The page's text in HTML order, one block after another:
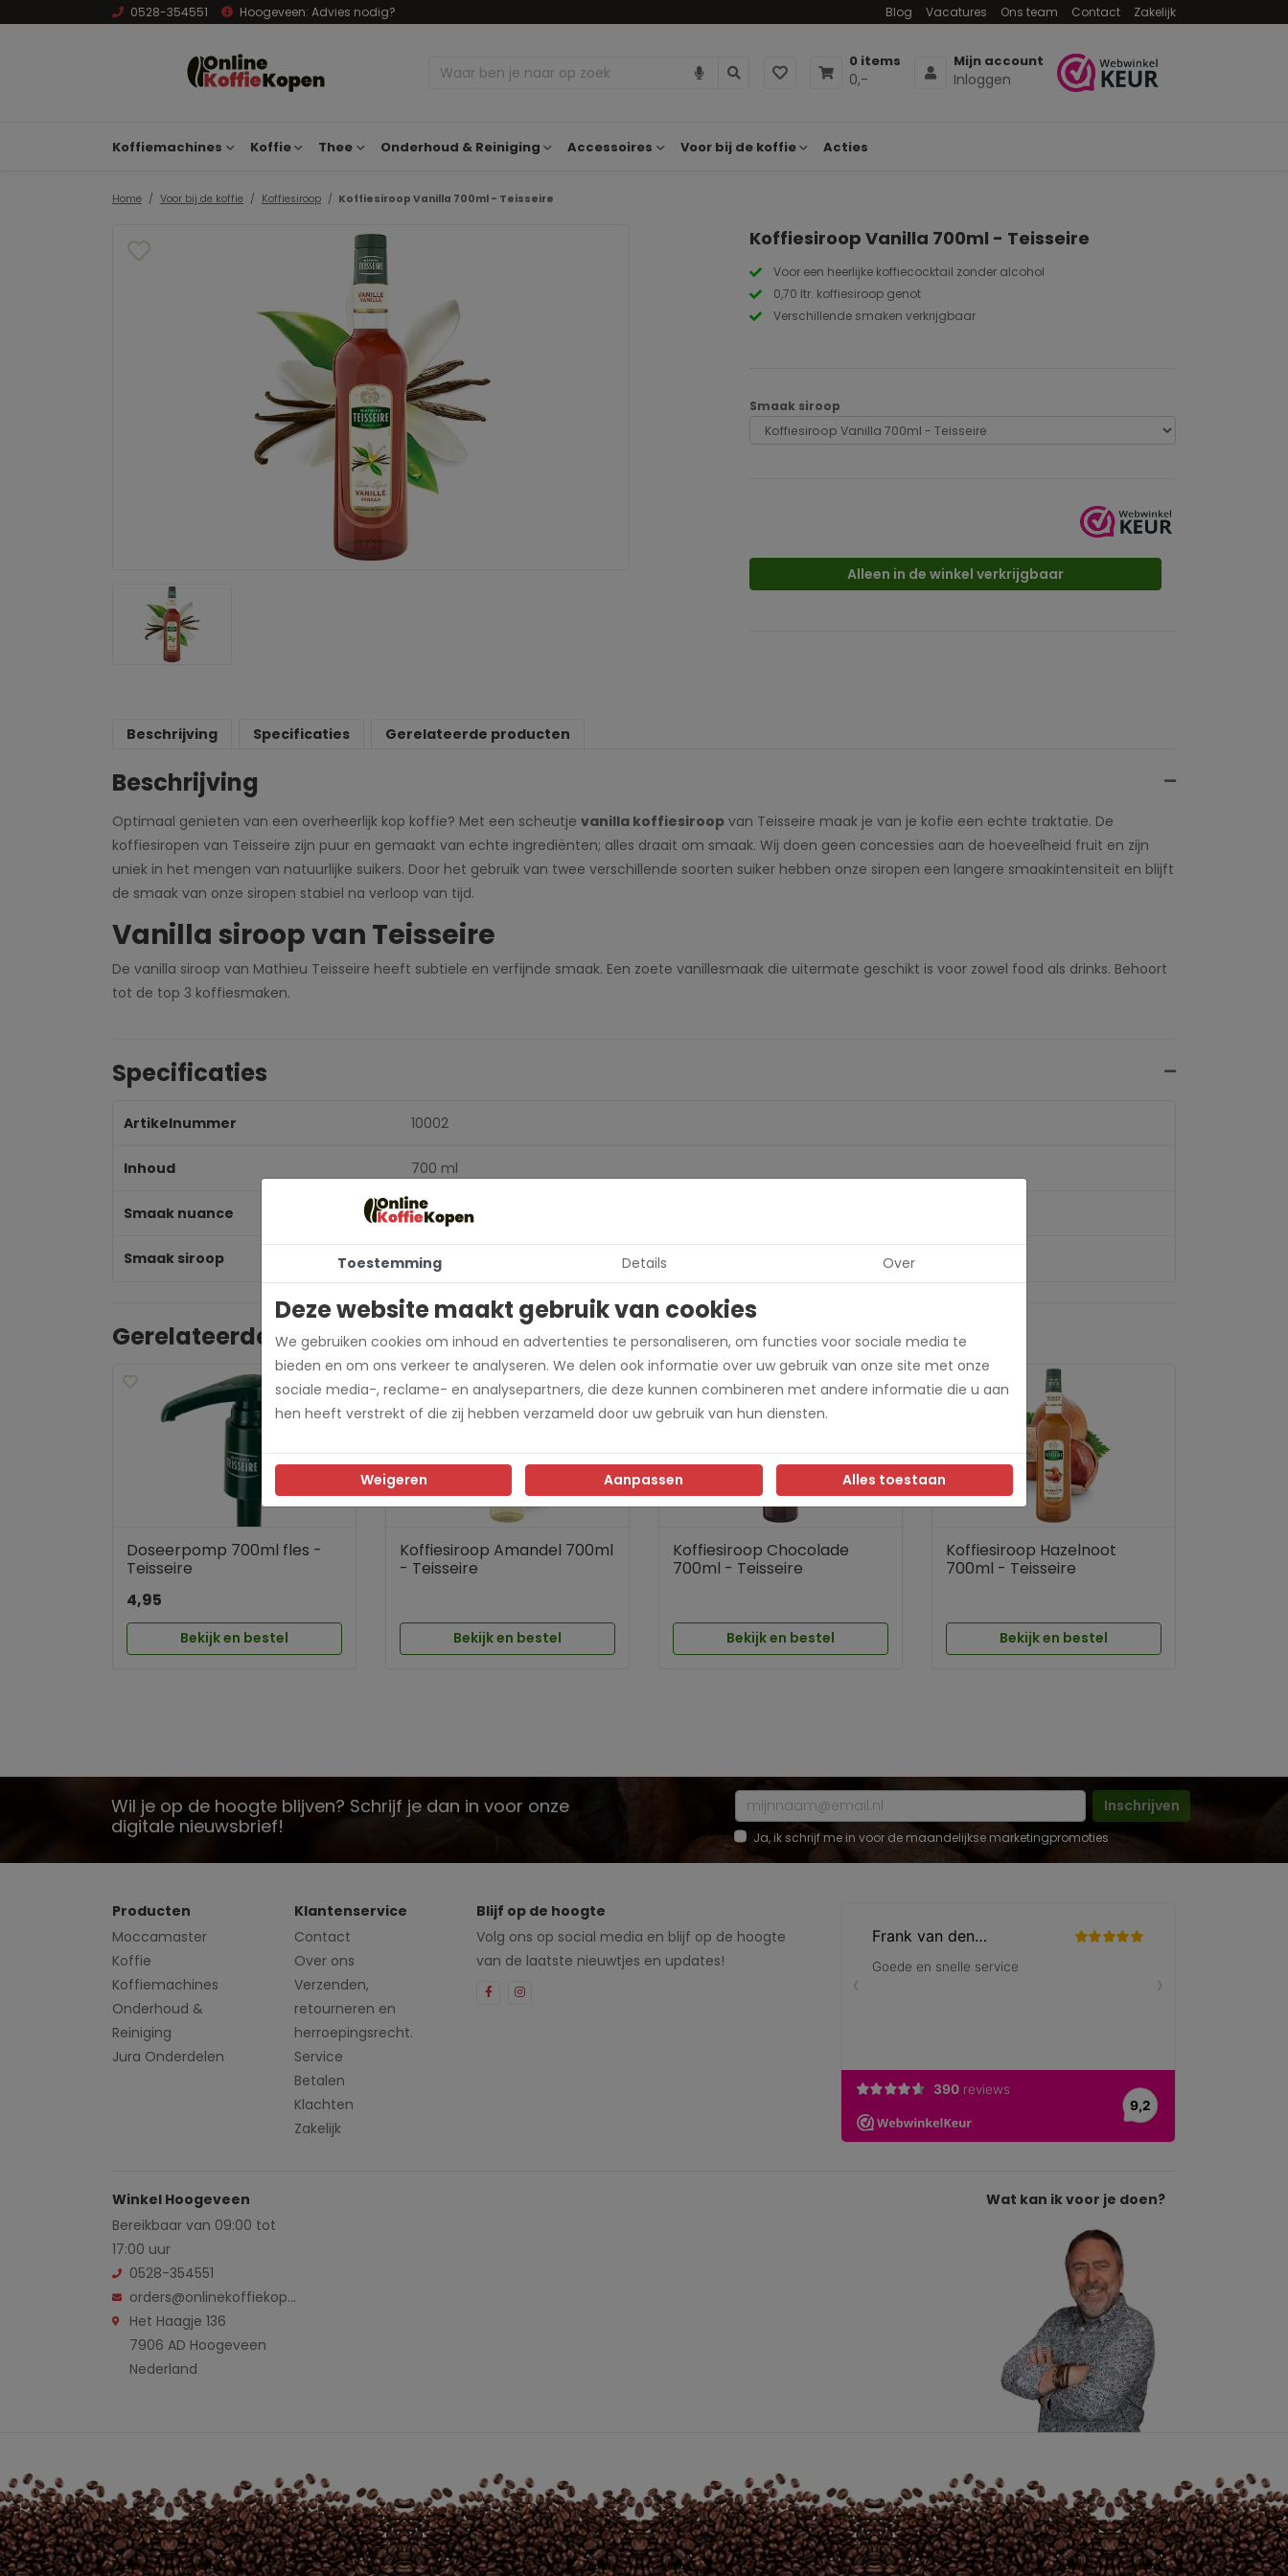
0528-354551 Hoogeveen: Advies nodig? Blog Vacatures Ons team Contact Zakelijk
0 items
0,-
Mijn account
Inloggen
Koffiemachines Koffie Thee Onderhoud & Reiniging Accessoires Voor bij de koffie Acties
Home Voor bij de koffie Koffiesiroop Koffiesiroop Vanilla 700ml - Teisseire
Koffiesiroop Vanilla 700ml - Teisseire
Voor een heerlijke koffiecocktail zonder alcohol
0,70 ltr. koffiesiroop genot
Verschillende smaken verkrijgbaar
Smaak siroop
Alleen in de winkel verkrijgbaar
Beschrijving Specificaties Gerelateerde producten
Beschrijving
Optimaal genieten van een overheerlijk kop koffie? Met een scheutje vanilla koffiesiroop van Teisseire maak je van je kofie een echte traktatie. De
koffiesiropen van Teisseire zijn puur en gemaakt van echte ingrediënten; alles draait om smaak. Wij doen geen concessies aan de hoeveelheid fruit en zijn
uniek in het mengen van natuurlijke suikers. Door het gebruik van twee verschillende soorten suiker hebben onze siropen een langere smaakintensiteit en blijft
de smaak van onze siropen stabiel na verloop van tijd.
Vanilla siroop van Teisseire
De vanilla siroop van Mathieu Teisseire heeft subtiele en verfijnde smaak. Een zoete vanillesmaak die uitermate geschikt is voor zowel food als drinks. Behoort
tot de top 3 koffiesmaken.
Specificaties
Artikelnummer 10002
Inhoud 700 ml
Smaak nuance Vanilla
Smaak siroop Vanilla
Gerelateerde producten
Doseerpomp 700ml fles -
Teisseire
4,95
Bekijk en bestel
Koffiesiroop Amandel 700ml
- Teisseire
Bekijk en bestel
Koffiesiroop Chocolade
700ml - Teisseire
Bekijk en bestel
Koffiesiroop Hazelnoot
700ml - Teisseire
Bekijk en bestel
Wil je op de hoogte blijven? Schrijf je dan in voor onze
digitale nieuwsbrief!
Inschrijven
Ja, ik schrijf me in voor de maandelijkse marketingpromoties
Producten
Moccamaster
Koffie
Koffiemachines
Onderhoud &
Reiniging
Jura Onderdelen
Klantenservice
Contact
Over ons
Verzenden,
retourneren en
herroepingsrecht.
Service
Betalen
Klachten
Zakelijk
Blijf op de hoogte
Volg ons op social media en blijf op de hoogte
van de laatste nieuwtjes en updates!
Winkel Hoogeveen
Bereikbaar van 09:00 tot
17:00 uur
0528-354551
orders@onlinekoffiekopen.nl
Het Haagje 136
7906 AD Hoogeveen
Nederland
Wat kan ik voor je doen?
Toestemming Details Over
Deze website maakt gebruik van cookies
We gebruiken cookies om inhoud en advertenties te personaliseren, om functies voor sociale media te
bieden en om ons verkeer te analyseren. We delen ook informatie over uw gebruik van onze site met onze
sociale media-, reclame- en analysepartners, die deze kunnen combineren met andere informatie die u aan
hen heeft verstrekt of die zij hebben verzameld door uw gebruik van hun diensten.
Weigeren Aanpassen Alles toestaan